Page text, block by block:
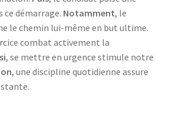
ce démarrage. Notamment, le
le chemin lui-même en but ultime.
combat activement la
, se mettre en urgence stimule notre
, une discipline quotidienne assure